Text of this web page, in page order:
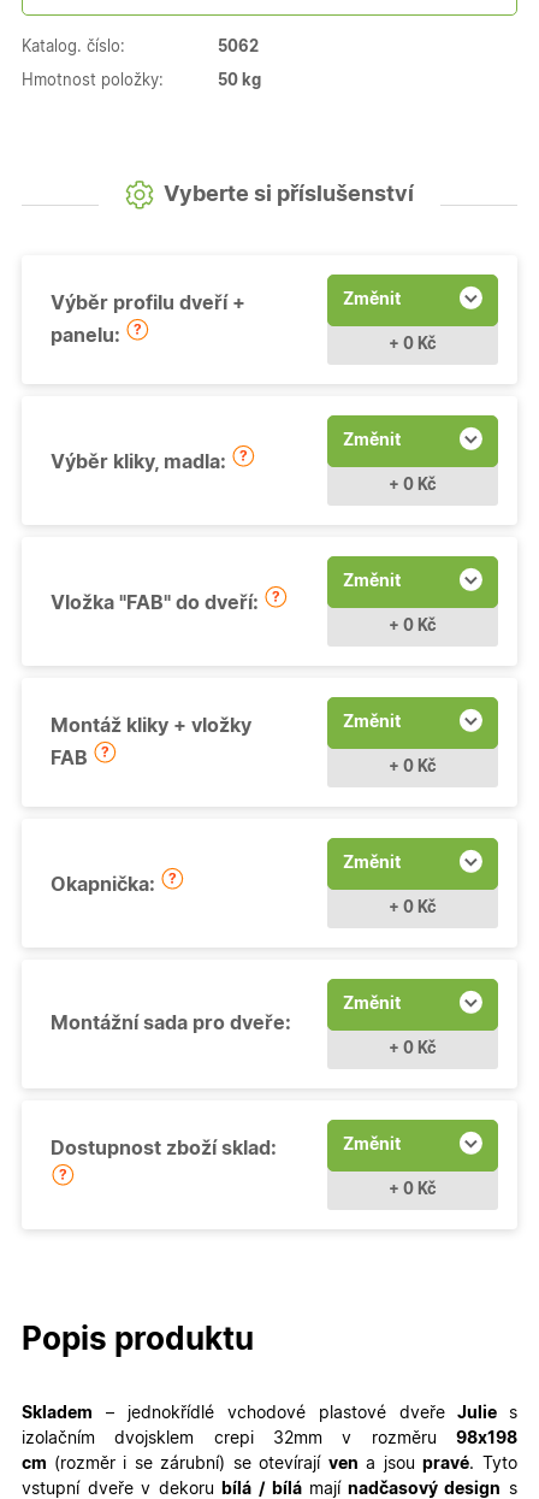
Katalog. číslo: 5062
Hmotnost položky: 50 kg
Vyberte si příslušenství
Výběr profilu dveří +
panelu:
Změnit
+ 0 Kč
Výběr kliky, madla:
Změnit
+ 0 Kč
Vložka "FAB" do dveří:
Změnit
+ 0 Kč
Montáž kliky + vložky
FAB
Změnit
+ 0 Kč
Okapnička:
Změnit
+ 0 Kč
Montážní sada pro dveře:
Změnit
+ 0 Kč
Dostupnost zboží sklad: Změnit
+ 0 Kč
Popis produktu
Skladem – jednokřídlé vchodové plastové dveře Julie s
izolačním dvojsklem crepi 32mm v rozměru 98x198
cm (rozměr i se zárubní) se otevírají ven a jsoupravé. Tyto
vstupní dveře v dekoru
bílá / bílámají nadčasový design
s